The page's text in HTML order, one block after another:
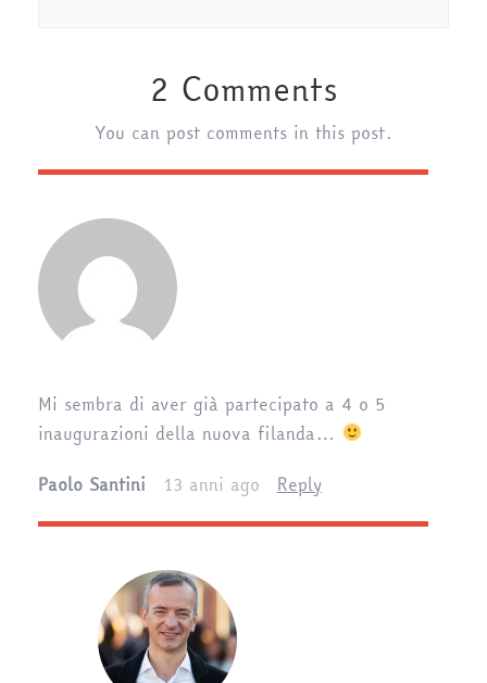
2 Comments
You can post comments in this post.
Mi sembra di aver già partecipato a 4 o 5
inaugurazioni della nuova filanda…
Paolo Santini
13 anni ago Reply